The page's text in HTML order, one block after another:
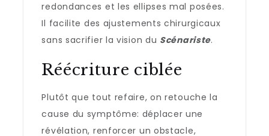
redondances et les ellipses mal posées.
Il facilite des ajustements chirurgicaux
sans sacrifier la vision du Scénariste.
Réécriture ciblée
Plutôt que tout refaire, on retouche la
cause du symptôme: déplacer une
révélation, renforcer un obstacle,